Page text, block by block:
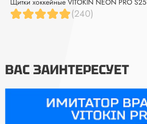
Щитки хоккейные VITOKIN NEON PRO S25
(240)
ВАС ЗАИНТЕРЕСУЕТ